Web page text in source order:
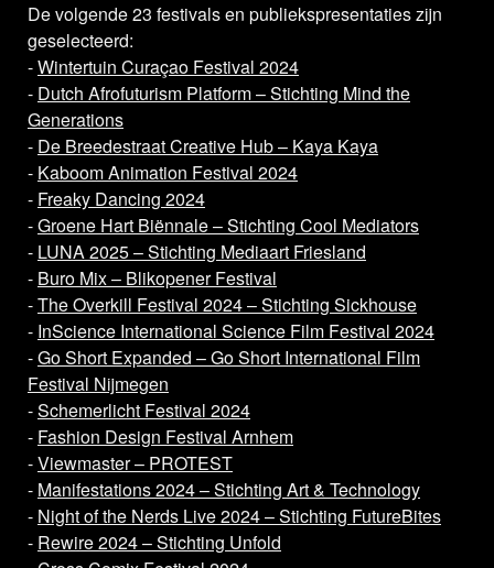
De volgende 23 festivals en publiekspresentaties zijn
geselecteerd:
-Wintertuin Curaçao Festival 2024
- Dutch Afrofuturism Platform – Stichting Mind the
Generations
- De Breedestraat Creative Hub – Kaya Kaya
- Kaboom Animation Festival 2024
- Freaky Dancing 2024
-Groene Hart Biënnale – Stichting Cool Mediators
- LUNA 2025 – Stichting Mediaart Friesland
- Buro Mix – Blikopener Festival
-The Overkill Festival 2024 – Stichting Sickhouse
- InScience International Science Film Festival 2024
-Go Short Expanded – Go Short International Film
Festival Nijmegen
-Schemerlicht Festival 2024
- Fashion Design Festival Arnhem
-Viewmaster – PROTEST
- Manifestations 2024 – Stichting Art & Technology
- Night of the Nerds Live 2024 – Stichting FutureBites
- Rewire 2024 – Stichting Unfold